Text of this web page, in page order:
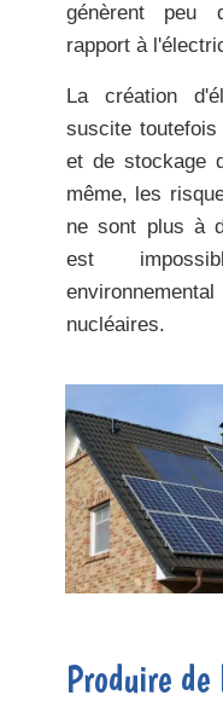
génèrent peu
rapport à
La création
suscite toutefois
et de stockage
même, les
ne sont plus à
est
environnemental
nucléaires.
Produire